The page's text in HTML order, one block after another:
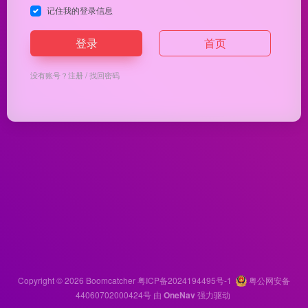
记住我的登录信息
登录 首页
没有账号？注册/找回密码
Copyright © 2026 Boomcatcher粤ICP备2024194495号-1
粤公网安备
44060702000424号 由 OneNav强力驱动